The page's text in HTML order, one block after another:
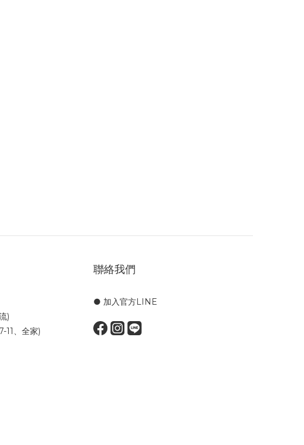
)
11、全家)
聯絡我們
● 加入官方LINE